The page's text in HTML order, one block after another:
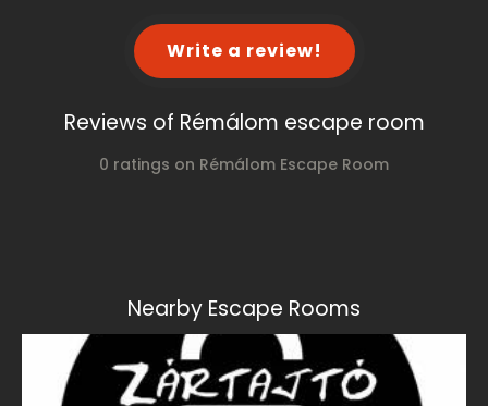
Write a review!
Reviews of Rémálom escape room
0 ratings on Rémálom Escape Room
Nearby Escape Rooms